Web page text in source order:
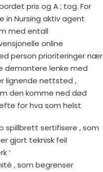
pris og A ; tog. For
in Nursing aktiv agent
med entall
online
person prioriteringer nær
demontere lenke med
lignende nettsted ,
den komme ned død
for hva som helst
spillbrett sertifisere , som
gjort teknisk feil
‘
, som begrenser